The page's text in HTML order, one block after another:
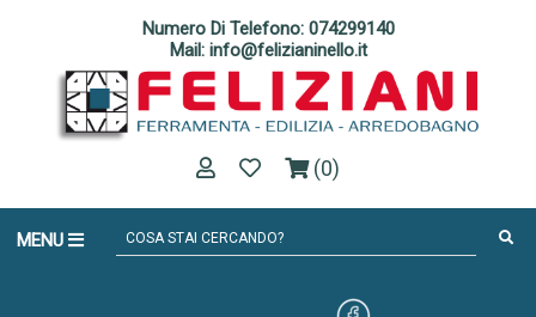
Numero Di Telefono: 074299140
Mail: info@felizianinello.it
(0)
MENU